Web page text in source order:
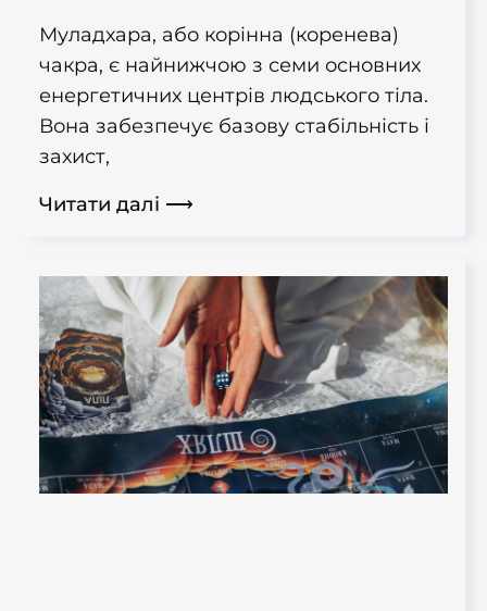
Муладхара, або корінна (коренева)
чакра, є найнижчою з семи основних
енергетичних центрів людського тіла.
Вона забезпечує базову стабільність і
захист,
Читати далі ⟶